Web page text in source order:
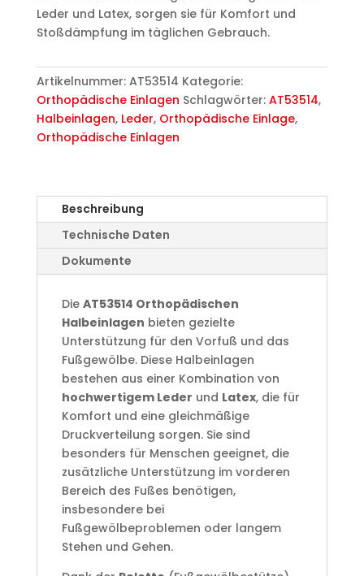
Leder und Latex, sorgen sie für Komfort und
Stoßdämpfung im täglichen Gebrauch.
Artikelnummer: AT53514 Kategorie:
Orthopädische Einlagen Schlagwörter: AT53514,
Halbeinlagen, Leder, Orthopädische Einlage,
Orthopädische Einlagen
Beschreibung
Technische Daten
Dokumente
Die AT53514 Orthopädischen
Halbeinlagen bieten gezielte
Unterstützung für den Vorfuß und das
Fußgewölbe. Diese Halbeinlagen
bestehen aus einer Kombination von
hochwertigem Leder und Latex, die für
Komfort und eine gleichmäßige
Druckverteilung sorgen. Sie sind
besonders für Menschen geeignet, die
zusätzliche Unterstützung im vorderen
Bereich des Fußes benötigen,
insbesondere bei
Fußgewölbeproblemen oder langem
Stehen und Gehen.